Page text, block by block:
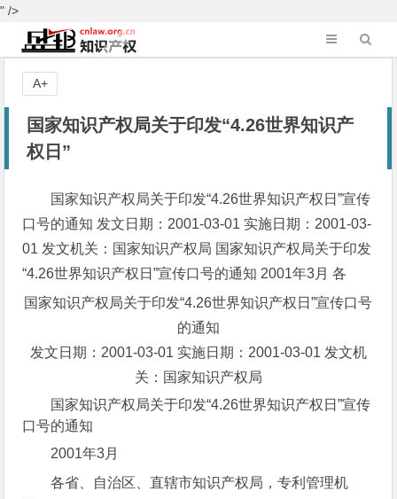
" />
国家知识产权局关于印发“4.26世界知识产
权日”
国家知识产权局关于印发“4.26世界知识产权日”宣传
口号的通知 发文日期：2001-03-01 实施日期：2001-03-
01 发文机关：国家知识产权局 国家知识产权局关于印发
“4.26世界知识产权日”宣传口号的通知 2001年3月 各
国家知识产权局关于印发“4.26世界知识产权日”宣传口号
的通知
发文日期：2001-03-01 实施日期：2001-03-01 发文机
关：国家知识产权局
国家知识产权局关于印发“4.26世界知识产权日”宣传
口号的通知
2001年3月
各省、自治区、直辖市知识产权局，专利管理机
A+